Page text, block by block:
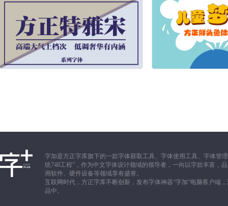
字加是方正字库旗下的一款字体获取工具、字体使用工具、字体管
统748工程”，作为中文字体设计领域的领导者，一向以字款丰富，
用软件、硬件设备等领域享有盛誉。
互联网时代，方正字库不断创新，发布字体神器“字加”电脑客户端
品中。